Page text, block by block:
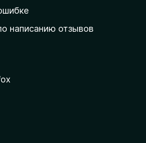
написанию отзывов